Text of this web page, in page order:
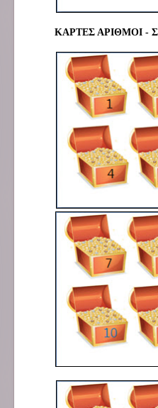
ΚΑΡΤΕΣ ΑΡΙΘΜΟΙ -